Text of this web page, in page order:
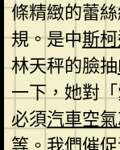
條精緻的蕾
規。是中斯
林天秤的臉抽
一下，她對
必須汽車空